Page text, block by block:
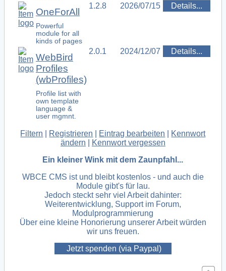
OneForAll
Powerful
module for all
kinds of pages
1.2.8 2026/07/15 Details...
WebBird
Profiles
(wbProfiles)
Profile list with
own template
language &
user mgmnt.
2.0.1 2024/12/07 Details...
Filtern Registrieren Eintrag bearbeiten
Kennwort
ändern
Kennwort vergessen
Ein kleiner Wink mit dem Zaunpfahl...
WBCE CMS ist und bleibt kostenlos - und auch die
Module gibt's für lau.
Jedoch steckt sehr viel Arbeit dahinter:
Weiterentwicklung, Support im Forum,
Modulprogrammierung
Über eine kleine Honorierung unserer Arbeit würden
wir uns freuen.
Jetzt spenden (via Paypal)